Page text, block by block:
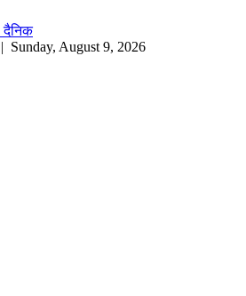
| Sunday, August 9, 2026